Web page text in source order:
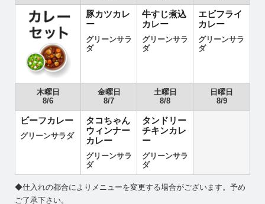
豚カツカレ
ー
グリーンサラ
ダ
牛すじ煮込
カレー
グリーンサラ
ダ
エビフライ
カレー
グリーンサラ
ダ
木曜日
8/6
金曜日
8/7
土曜日
8/8
日曜日
8/9
ビーフカレー
グリーンサラダ
タコちゃん
ウィンナー
カレー
グリーンサラ
ダ
タンドリー
チキンカレ
ー
グリーンサラ
ダ
◆仕入れの都合によりメニューを変更する場合がございます。予め
ご了承下さい。